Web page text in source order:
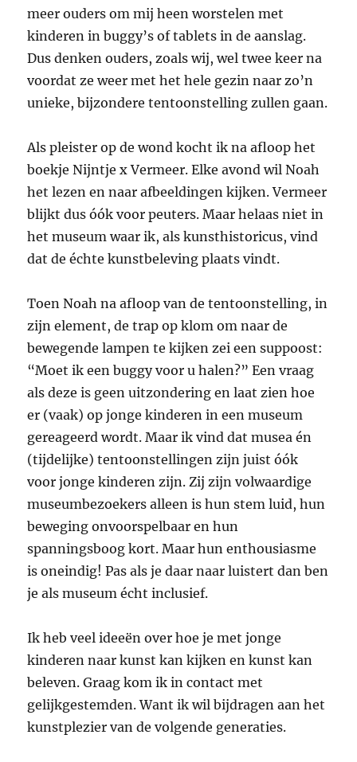
meer ouders om mij heen worstelen met
kinderen in buggy’s of tablets in de aanslag.
Dus denken ouders, zoals wij, wel twee keer na
voordat ze weer met het hele gezin naar zo’n
unieke, bijzondere tentoonstelling zullen gaan.
Als pleister op de wond kocht ik na afloop het
boekje Nijntje x Vermeer. Elke avond wil Noah
het lezen en naar afbeeldingen kijken. Vermeer
blijkt dus óók voor peuters. Maar helaas niet in
het museum waar ik, als kunsthistoricus, vind
dat de échte kunstbeleving plaats vindt.
Toen Noah na afloop van de tentoonstelling, in
zijn element, de trap op klom om naar de
bewegende lampen te kijken zei een suppoost:
“Moet ik een buggy voor u halen?” Een vraag
als deze is geen uitzondering en laat zien hoe
er (vaak) op jonge kinderen in een museum
gereageerd wordt. Maar ik vind dat musea én
(tijdelijke) tentoonstellingen zijn juist óók
voor jonge kinderen zijn. Zij zijn volwaardige
museumbezoekers alleen is hun stem luid, hun
beweging onvoorspelbaar en hun
spanningsboog kort. Maar hun enthousiasme
is oneindig! Pas als je daar naar luistert dan ben
je als museum écht inclusief.
Ik heb veel ideeën over hoe je met jonge
kinderen naar kunst kan kijken en kunst kan
beleven. Graag kom ik in contact met
gelijkgestemden. Want ik wil bijdragen aan het
kunstplezier van de volgende generaties.